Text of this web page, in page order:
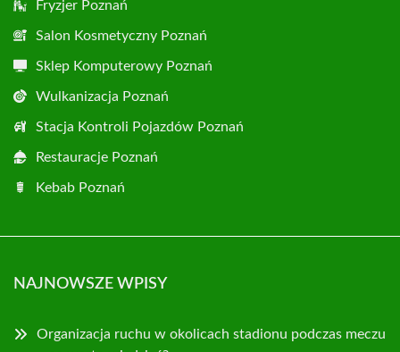
Fryzjer Poznań
Salon Kosmetyczny Poznań
Sklep Komputerowy Poznań
Wulkanizacja Poznań
Stacja Kontroli Pojazdów Poznań
Restauracje Poznań
Kebab Poznań
NAJNOWSZE WPISY
Organizacja ruchu w okolicach stadionu podczas meczu